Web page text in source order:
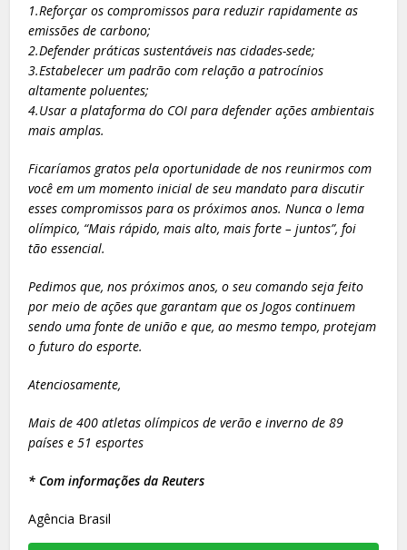
1.Reforçar os compromissos para reduzir rapidamente as
emissões de carbono;
2.Defender práticas sustentáveis nas cidades-sede;
3.Estabelecer um padrão com relação a patrocínios
altamente poluentes;
4.Usar a plataforma do COI para defender ações ambientais
mais amplas.
Ficaríamos gratos pela oportunidade de nos reunirmos com
você em um momento inicial de seu mandato para discutir
esses compromissos para os próximos anos. Nunca o lema
olímpico, “Mais rápido, mais alto, mais forte – juntos”, foi
tão essencial.
Pedimos que, nos próximos anos, o seu comando seja feito
por meio de ações que garantam que os Jogos continuem
sendo uma fonte de união e que, ao mesmo tempo, protejam
o futuro do esporte.
Atenciosamente,
Mais de 400 atletas olímpicos de verão e inverno de 89
países e 51 esportes
* Com informações da Reuters
Agência Brasil